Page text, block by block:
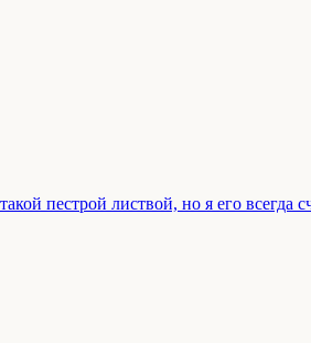
пестрой листвой, но я его всегда